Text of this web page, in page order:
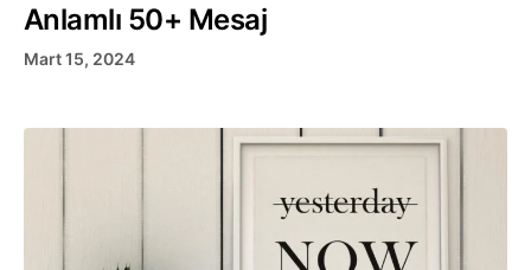
Anlamlı 50+ Mesaj
Mart 15, 2024